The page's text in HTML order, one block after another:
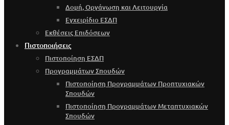
Δομή, Οργάνωση και Λειτουργία
Εγχειρίδιο ΕΣΔΠ
Εκθέσεις Επιδόσεων
Πιστοποιήσεις
Πιστοποίηση ΕΣΔΠ
Προγραμμάτων Σπουδών
Πιστοποίηση Προγραμμάτων Προπτυχιακών
Σπουδών
Πιστοποίηση Προγραμμάτων Μεταπτυχιακών
Σπουδών